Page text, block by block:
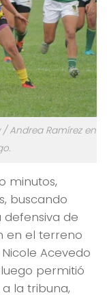
Andrea Ramírez en
minutos,
buscando
de
en el terreno
Acevedo
permitió
la tribuna,